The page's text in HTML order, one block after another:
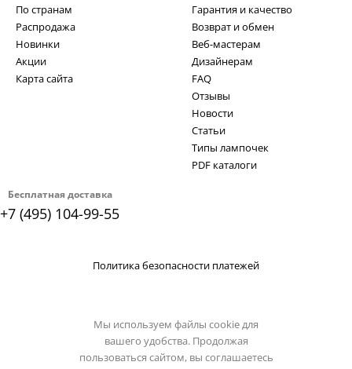
Бесплатная доставка
+7 (495) 104-99-55
По странам
Распродажа
Новинки
Акции
Карта сайта
Гарантия и качество
Возврат и обмен
Веб-мастерам
Дизайнерам
FAQ
Отзывы
Новости
Статьи
Типы лампочек
PDF каталоги
Политика безопасности платежей
Мы используем файлы cookie для
вашего удобства. Продолжая
пользоваться сайтом, вы соглашаетесь